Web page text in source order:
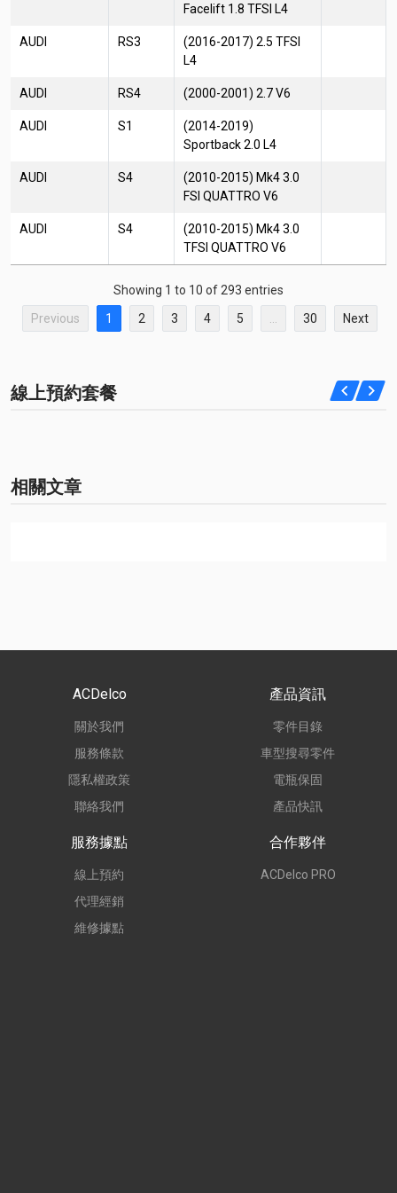
Facelift 1.8 TFSI L4
AUDI RS3
(2016-2017) 2.5 TFSI
L4
AUDI RS4 (2000-2001) 2.7 V6
AUDI S1
(2014-2019)
Sportback 2.0 L4
AUDI S4
(2010-2015) Mk4 3.0
FSI QUATTRO V6
AUDI S4
(2010-2015) Mk4 3.0
TFSI QUATTRO V6
Showing 1 to 10 of 293 entries
Previous 1 2 3 4 5 30 Next
線上預約套餐
相關文章
ACDelco
關於我們
服務條款
隱私權政策
聯絡我們
產品資訊
零件目錄
車型搜尋零件
電瓶保固
產品快訊
服務據點
線上預約
代理經銷
維修據點
合作夥伴
ACDelco PRO